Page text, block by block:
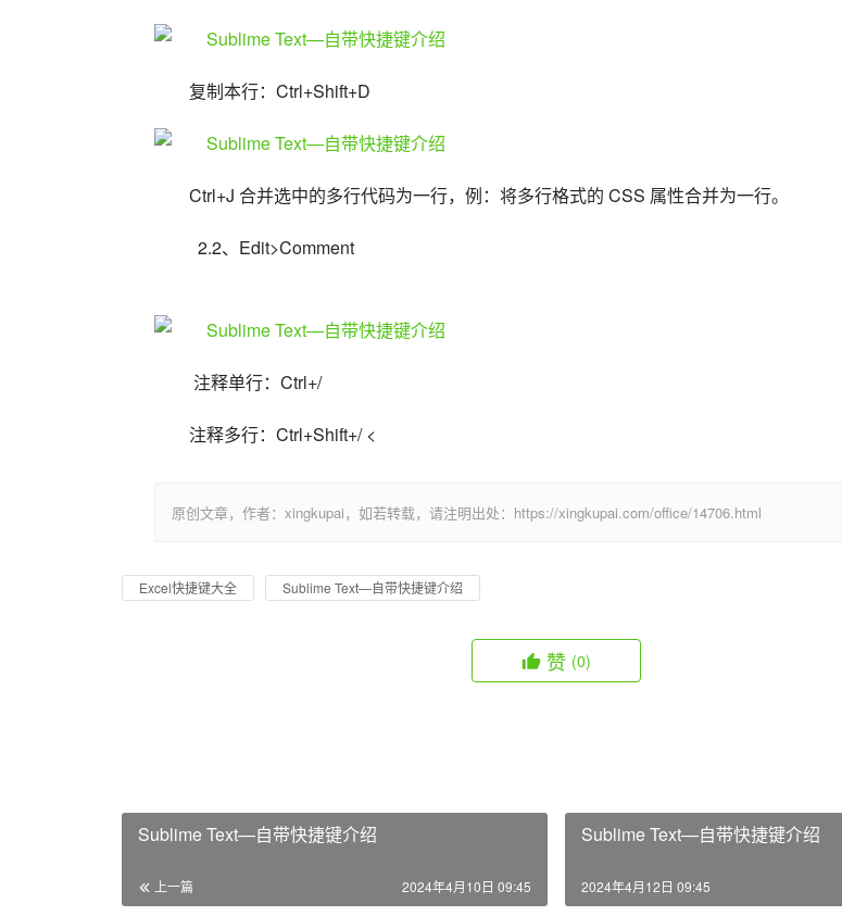
复制本行：Ctrl+Shift+D
Ctrl+J 合并选中的多行代码为一行，例：将多行格式的 CSS 属性合并为一行。
  2.2、Edit>Comment
注释单行：Ctrl+/
注释多行：Ctrl+Shift+/ <
原创文章，作者：xingkupai，如若转载，请注明出处：https://xingkupai.com/office/14706.html
Excel快捷键大全 Sublime Text—自带快捷键介绍
赞 (0)
Sublime Text—自带快捷键介绍
上一篇 2024年4月10日 09:45
Sublime Text—自带快捷键介绍
2024年4月12日 09:45